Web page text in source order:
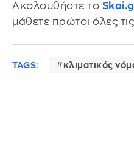
Ακολουθήστε το
μάθετε πρώτοι όλες τις
TAGS: κλιματικός